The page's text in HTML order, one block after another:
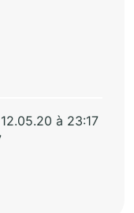
à 23:17